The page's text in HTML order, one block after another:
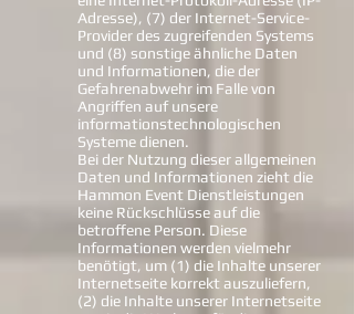
Adresse), (7) der Internet-Service-
Provider des zugreifenden Systems
und (8) sonstige ähnliche Daten
und Informationen, die der
Gefahrenabwehr im Falle von
Angriffen auf unsere
informationstechnologischen
Systeme dienen.
Bei der Nutzung dieser allgemeinen
Daten und Informationen zieht die
Hammon Event Dienstleistungen
keine Rückschlüsse auf die
betroffene Person. Diese
Informationen werden vielmehr
benötigt, um (1) die Inhalte unserer
Internetseite korrekt auszuliefern,
(2) die Inhalte unserer Internetseite